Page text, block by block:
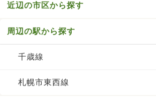
近辺の市区から探す
周辺の駅から探す
千歳線
札幌市東西線